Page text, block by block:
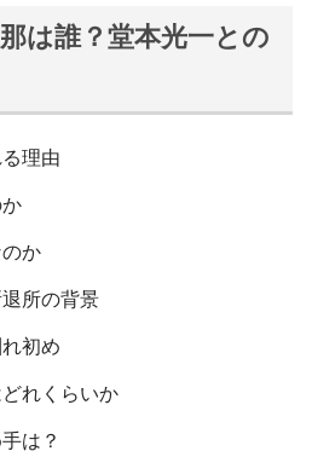
は誰？堂本光一との
理由
か
所の背景
初め
れくらいか
は？